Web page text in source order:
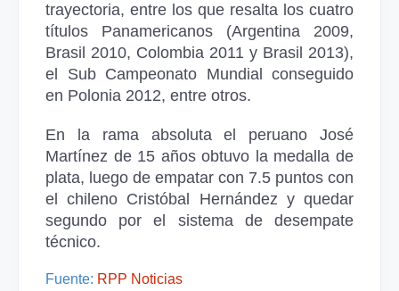
trayectoria, entre los que resalta los cuatro
títulos Panamericanos (Argentina 2009,
Brasil 2010, Colombia 2011 y Brasil 2013),
el Sub Campeonato Mundial conseguido
en Polonia 2012, entre otros.
En la rama absoluta el peruano José
Martínez de 15 años obtuvo la medalla de
plata, luego de empatar con 7.5 puntos con
el chileno Cristóbal Hernández y quedar
segundo por el sistema de desempate
técnico.
Fuente: RPP Noticias